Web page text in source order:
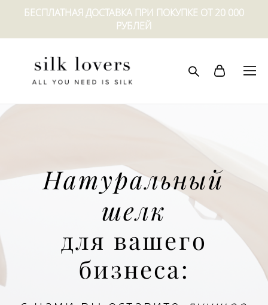
БЕСПЛАТНАЯ ДОСТАВКА ПРИ ПОКУПКЕ ОТ 20 000
РУБЛЕЙ
Натуральный
шелк
для вашего
бизнеса: